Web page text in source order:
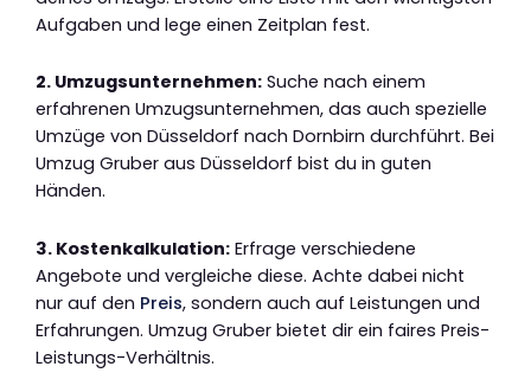
Aufgaben und lege einen Zeitplan fest.
2. Umzugsunternehmen: Suche nach einem
erfahrenen Umzugsunternehmen, das auch spezielle
Umzüge von Düsseldorf nach Dornbirn durchführt. Bei
Umzug Gruber aus Düsseldorf bist du in guten
Händen.
3. Kostenkalkulation: Erfrage verschiedene
Angebote und vergleiche diese. Achte dabei nicht
nur auf den Preis, sondern auch auf Leistungen und
Erfahrungen. Umzug Gruber bietet dir ein faires Preis-
Leistungs-Verhältnis.